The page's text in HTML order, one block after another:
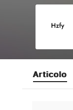
Articolo